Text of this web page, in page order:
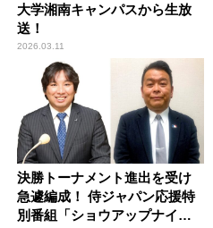
大学湘南キャンパスから生放
送！
2026.03.11
決勝トーナメント進出を受け
急遽編成！ 侍ジャパン応援特
別番組「ショウアップナイタ